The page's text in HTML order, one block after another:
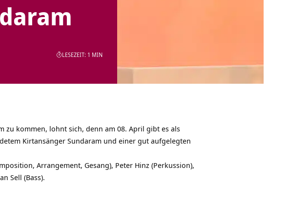
LESEZEIT: 1 MIN
zu kommen, lohnt sich, denn am 08. April gibt es als
Kirtansänger Sundaram und einer gut aufgelegten
Arrangement, Gesang), Peter Hinz (Perkussion),
Sell (Bass).